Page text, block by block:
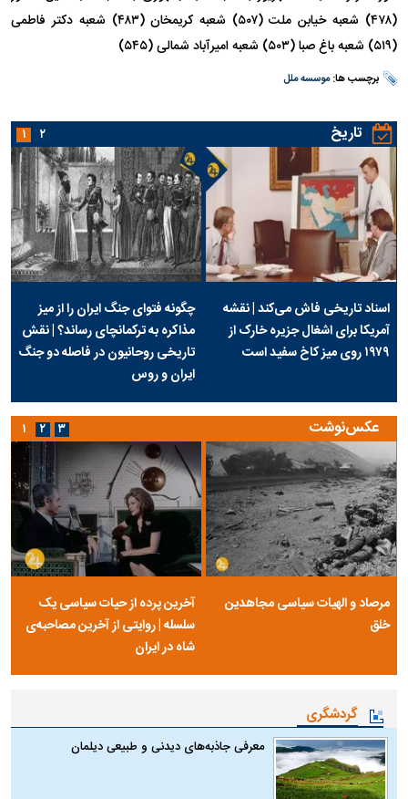
(۴۷۸) شعبه خیابن ملت (۵۰۷) شعبه کریمخان (۴۸۳) شعبه دکتر فاطمی
(۵۱۹) شعبه باغ صبا (۵۰۳) شعبه امیرآباد شمالی (۵۴۵)
برچسب ها:موسسه ملل
تاریخ
اسناد تاریخی فاش می‌کند | نقشه
آمریکا برای اشغال جزیره خارک از
۱۹۷۹ روی میز کاخ سفید است
چگونه فتوای جنگ ایران را از میز
مذاکره به ترکمانچای رساند؟ | نقش
تاریخی روحانیون در فاصله دو جنگ
ایران و روس
۱ ۲
عکس‌نوشت
مرصاد و الهیات سیاسی مجاهدین
خلق
آخرین پرده از حیات سیاسی یک
سلسله | روایتی از آخرین مصاحبه‌ی
شاه در ایران
۱ ۲ ۳
گردشگری
معرفی جاذبه‌های دیدنی و طبیعی دیلمان